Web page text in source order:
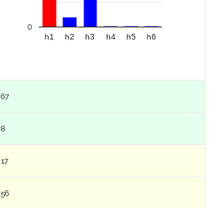
h1 h2 h3 h4 h5 h6
0
67
8
17
56